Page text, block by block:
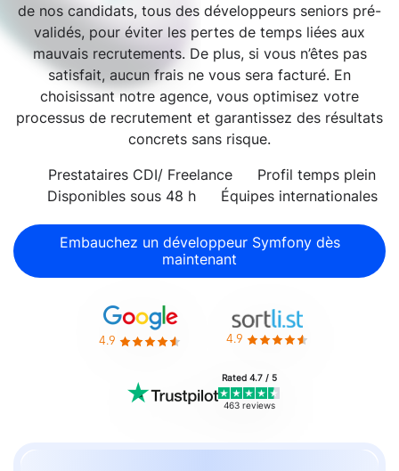
de nos candidats, tous des développeurs seniors pré-
validés, pour éviter les pertes de temps liées aux
mauvais recrutements. De plus, si vous n’êtes pas
satisfait, aucun frais ne vous sera facturé. En
choisissant notre agence, vous optimisez votre
processus de recrutement et garantissez des résultats
concrets sans risque.
Prestataires CDI/ Freelance
Profil temps plein
Disponibles sous 48 h
Équipes internationales
Embauchez un développeur Symfony dès
maintenant
4.9 4.9
Rated 4.7 / 5
463 reviews